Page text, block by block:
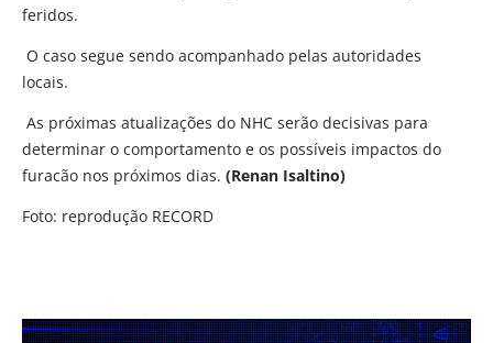
feridos.
O caso segue sendo acompanhado pelas autoridades
locais.
As próximas atualizações do NHC serão decisivas para
determinar o comportamento e os possíveis impactos do
furacão nos próximos dias. (Renan Isaltino)
Foto: reprodução RECORD